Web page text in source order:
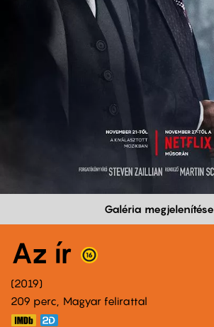
Galéria megjelenítése
Az ír
2019
209 perc,
Magyar felirattal